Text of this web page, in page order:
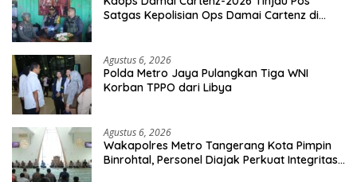
Satgas Kepolisian Ops Damai Cartenz di
Agustus 6, 2026
Polda Metro Jaya Pulangkan Tiga WNI
Korban TPPO dari Libya
Agustus 6, 2026
Wakapolres Metro Tangerang Kota Pimpin
Binrohtal, Personel Diajak Perkuat Integritas